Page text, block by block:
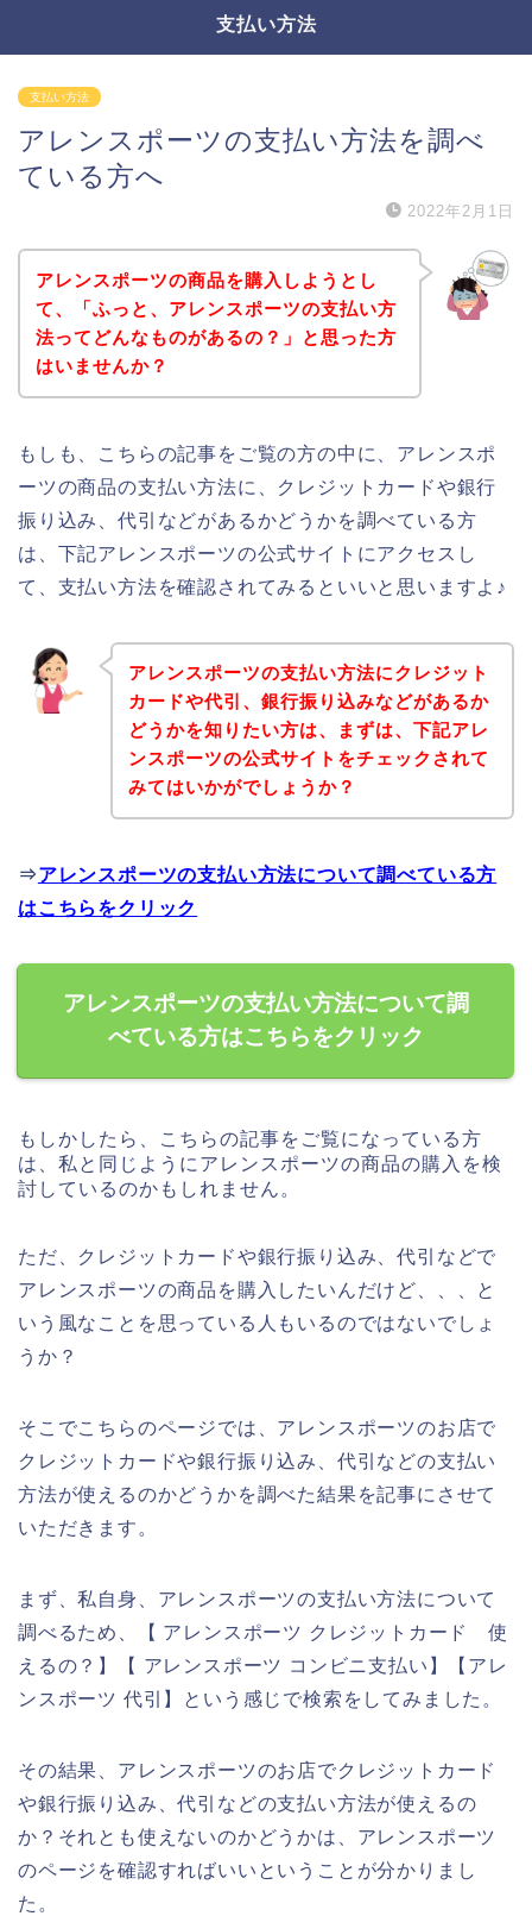
支払い方法
支払い方法
アレンスポーツの支払い方法を調べ
ている方へ
2022年2月1日
アレンスポーツの商品を購入しようとし
て、「ふっと、アレンスポーツの支払い方
法ってどんなものがあるの？」と思った方
はいませんか？
もしも、こちらの記事をご覧の方の中に、アレンスポ
ーツの商品の支払い方法に、クレジットカードや銀行
振り込み、代引などがあるかどうかを調べている方
は、下記アレンスポーツの公式サイトにアクセスし
て、支払い方法を確認されてみるといいと思いますよ♪
アレンスポーツの支払い方法にクレジット
カードや代引、銀行振り込みなどがあるか
どうかを知りたい方は、まずは、下記アレ
ンスポーツの公式サイトをチェックされて
みてはいかがでしょうか？
⇒アレンスポーツの支払い方法について調べている方
はこちらをクリック
アレンスポーツの支払い方法について調
べている方はこちらをクリック
もしかしたら、こちらの記事をご覧になっている方
は、私と同じようにアレンスポーツの商品の購入を検
討しているのかもしれません。
ただ、クレジットカードや銀行振り込み、代引などで
アレンスポーツの商品を購入したいんだけど、、、と
いう風なことを思っている人もいるのではないでしょ
うか？
そこでこちらのページでは、アレンスポーツのお店で
クレジットカードや銀行振り込み、代引などの支払い
方法が使えるのかどうかを調べた結果を記事にさせて
いただきます。
まず、私自身、アレンスポーツの支払い方法について
調べるため、【 アレンスポーツ クレジットカード 使
えるの？】【 アレンスポーツ コンビニ支払い】【アレ
ンスポーツ 代引】という感じで検索をしてみました。
その結果、アレンスポーツのお店でクレジットカード
や銀行振り込み、代引などの支払い方法が使えるの
か？それとも使えないのかどうかは、アレンスポーツ
のページを確認すればいいということが分かりまし
た。